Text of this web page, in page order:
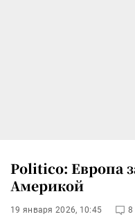
Politico: Европа
Америкой
19 января 2026, 10:45 8